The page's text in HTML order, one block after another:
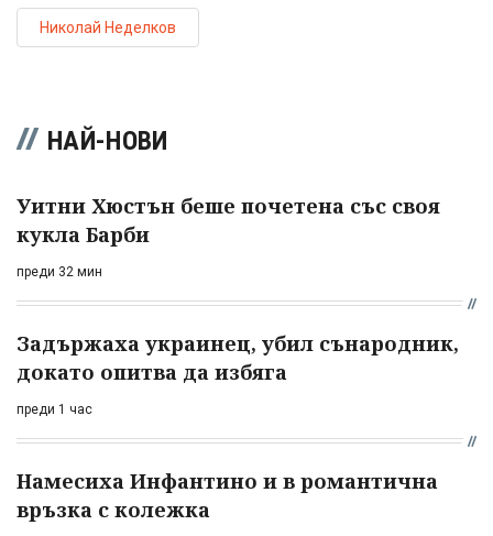
Николай Неделков
НАЙ-НОВИ
Уитни Хюстън беше почетена със своя
кукла Барби
преди 32 мин
Задържаха украинец, убил сънародник,
докато опитва да избяга
преди 1 час
Намесиха Инфантино и в романтична
връзка с колежка